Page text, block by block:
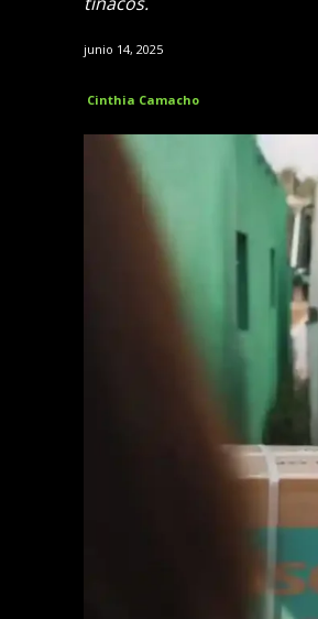
junio 14, 2025
Cinthia Camacho